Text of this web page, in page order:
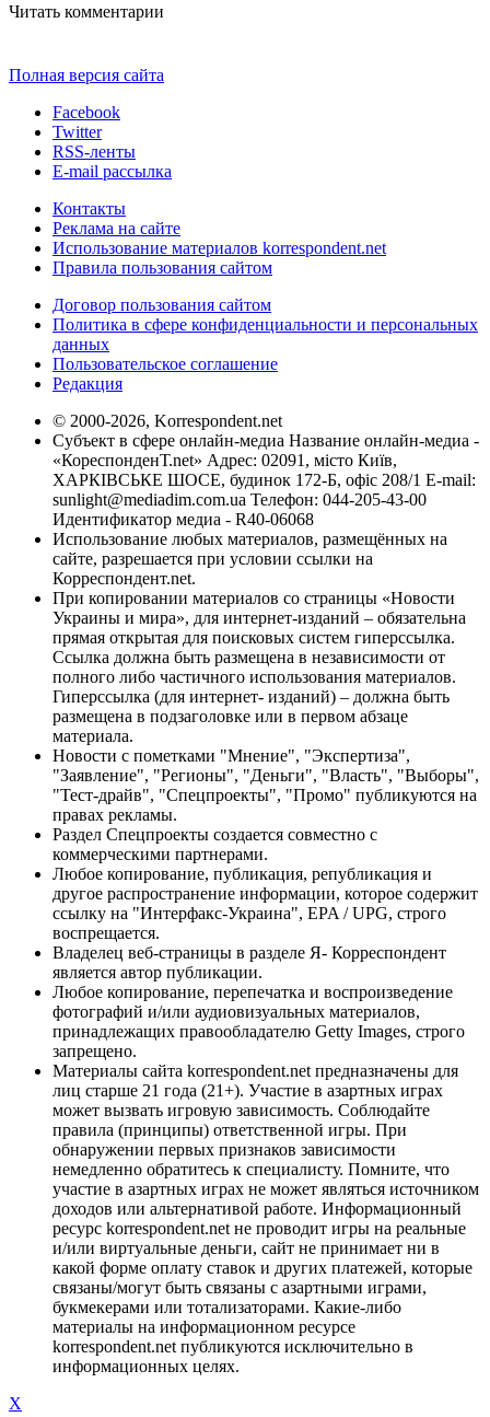
Читать комментарии
Полная версия сайта
Facebook
Twitter
RSS-ленты
E-mail рассылка
Контакты
Реклама на сайте
Использование материалов korrespondent.net
Правила пользования сайтом
Договор пользования сайтом
Политика в сфере конфиденциальности и персональных
данных
Пользовательское соглашение
Редакция
© 2000-2026, Korrespondent.net
Субъект в сфере онлайн-медиа Название онлайн-медиа -
«КореспонденТ.net» Адрес: 02091, місто Київ,
ХАРКІВСЬКЕ ШОСЕ, будинок 172-Б, офіс 208/1 E-mail:
sunlight@mediadim.com.ua Телефон: 044-205-43-00
Идентификатор медиа - R40-06068
Использование любых материалов, размещённых на
сайте, разрешается при условии ссылки на
Корреспондент.net.
При копировании материалов со страницы «Новости
Украины и мира», для интернет-изданий – обязательна
прямая открытая для поисковых систем гиперссылка.
Ссылка должна быть размещена в независимости от
полного либо частичного использования материалов.
Гиперссылка (для интернет- изданий) – должна быть
размещена в подзаголовке или в первом абзаце
материала.
Новости с пометками "Мнение", "Экспертиза",
"Заявление", "Регионы", "Деньги", "Власть", "Выборы",
"Тест-драйв", "Спецпроекты", "Промо" публикуются на
правах рекламы.
Раздел Спецпроекты создается совместно с
коммерческими партнерами.
Любое копирование, публикация, републикация и
другое распространение информации, которое содержит
ссылку на "Интерфакс-Украина", EPA / UPG, строго
воспрещается.
Владелец веб-страницы в разделе Я- Корреспондент
является автор публикации.
Любое копирование, перепечатка и воспроизведение
фотографий и/или аудиовизуальных материалов,
принадлежащих правообладателю Getty Images, строго
запрещено.
Материалы сайта korrespondent.net предназначены для
лиц старше 21 года (21+). Участие в азартных играх
может вызвать игровую зависимость. Соблюдайте
правила (принципы) ответственной игры. При
обнаружении первых признаков зависимости
немедленно обратитесь к специалисту. Помните, что
участие в азартных играх не может являться источником
доходов или альтернативой работе. Информационный
ресурс korrespondent.net не проводит игры на реальные
и/или виртуальные деньги, сайт не принимает ни в
какой форме оплату ставок и других платежей, которые
связаны/могут быть связаны с азартными играми,
букмекерами или тотализаторами. Какие-либо
материалы на информационном ресурсе
korrespondent.net публикуются исключительно в
информационных целях.
X